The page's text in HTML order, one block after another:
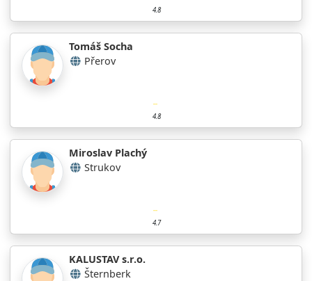
4.8
Tomáš Socha
Přerov
4.8
Miroslav Plachý
Strukov
4.7
KALUSTAV s.r.o.
Šternberk